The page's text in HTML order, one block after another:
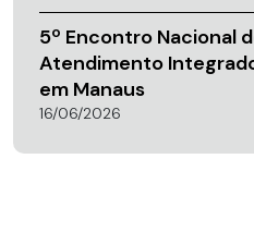
5º Encontro Nacional
Atendimento
em Manaus
16/06/2026